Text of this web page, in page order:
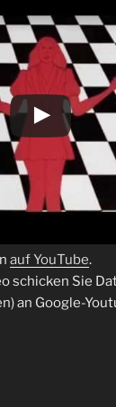
auf YouTube.
schicken Sie
an Google-